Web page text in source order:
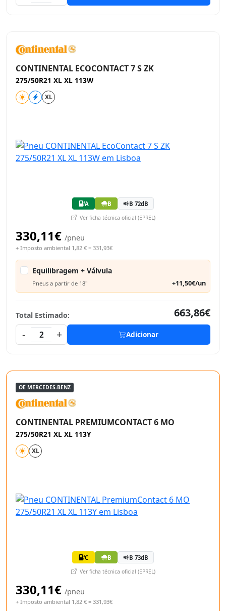
CONTINENTAL ECOCONTACT 7 S ZK
275/50R21 XL XL 113W
XL
A B B 72dB
Ver ficha técnica oficial (EPREL)
330,11€ /pneu
+ Imposto ambiental 1,82 € = 331,93€
Equilibragem + Válvula
Pneus a partir de 18" +11,50€/un
Total Estimado:
663,86€
-
2 + Adicionar
OE MERCEDES-BENZ
CONTINENTAL PREMIUMCONTACT 6 MO
275/50R21 XL XL 113Y
XL
C B B 73dB
Ver ficha técnica oficial (EPREL)
330,11€ /pneu
+ Imposto ambiental 1,82 € = 331,93€